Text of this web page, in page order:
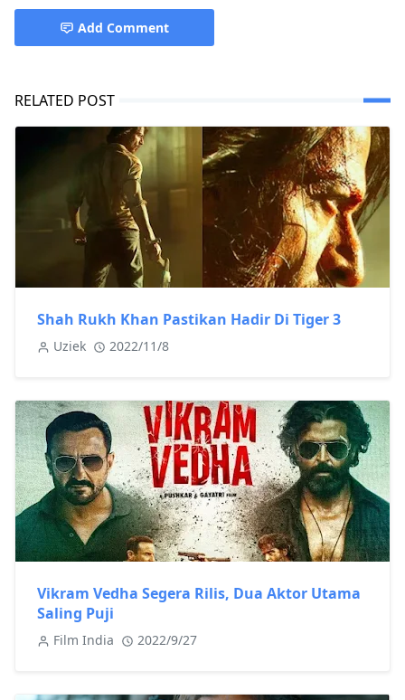
Add Comment
RELATED POST
Shah Rukh Khan Pastikan Hadir Di Tiger 3
Uziek 2022/11/8
Vikram Vedha Segera Rilis, Dua Aktor Utama
Saling Puji
Film India 2022/9/27